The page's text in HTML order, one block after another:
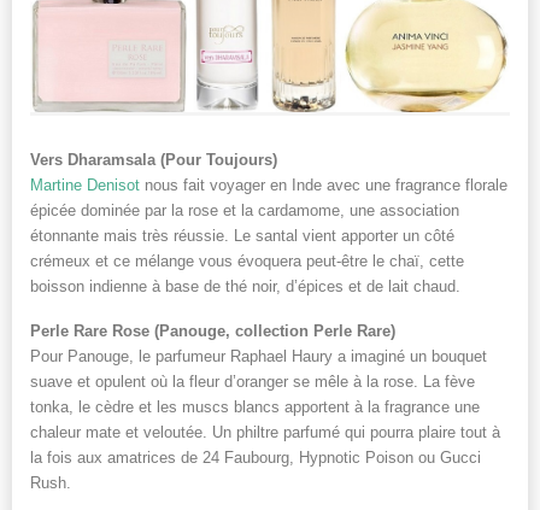
Vers Dharamsala (Pour Toujours)
Martine Denisot nous fait voyager en Inde avec une fragrance florale
épicée dominée par la rose et la cardamome, une association
étonnante mais très réussie. Le santal vient apporter un côté
crémeux et ce mélange vous évoquera peut-être le chaï, cette
boisson indienne à base de thé noir, d’épices et de lait chaud.
Perle Rare Rose (Panouge, collection Perle Rare)
Pour Panouge, le parfumeur Raphael Haury a imaginé un bouquet
suave et opulent où la fleur d’oranger se mêle à la rose. La fève
tonka, le cèdre et les muscs blancs apportent à la fragrance une
chaleur mate et veloutée. Un philtre parfumé qui pourra plaire tout à
la fois aux amatrices de 24 Faubourg, Hypnotic Poison ou Gucci
Rush.